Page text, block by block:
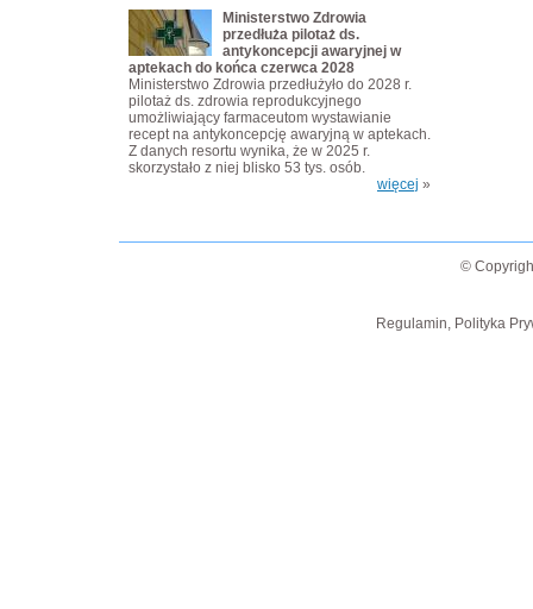
Ministerstwo Zdrowia
przedłuża pilotaż ds.
antykoncepcji awaryjnej w
aptekach do końca czerwca 2028
Ministerstwo Zdrowia przedłużyło do 2028 r.
pilotaż ds. zdrowia reprodukcyjnego
umożliwiający farmaceutom wystawianie
recept na antykoncepcję awaryjną w aptekach.
Z danych resortu wynika, że w 2025 r.
skorzystało z niej blisko 53 tys. osób.
więcej »
©
Regulamin, Polityka